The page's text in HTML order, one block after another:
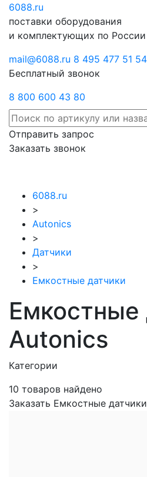
6088.ru
поставки оборудования
и комплектующих по России
mail@6088.ru 8 495 477 51 54
Бесплатный звонок
8 800 600 43 80
Отправить запрос
Заказать звонок
6088.ru
>
Autonics
>
Датчики
>
Емкостные датчики
Емкостные
Autonics
Категории
10 товаров найдено
Заказать Емкостные датчики
Отправить
запрос
звонок